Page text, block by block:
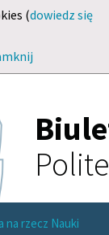
(dowiedz się
na rzecz Nauki